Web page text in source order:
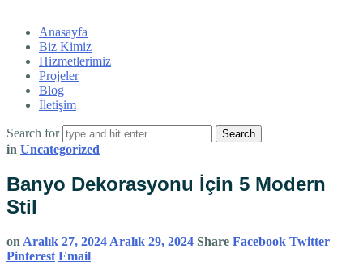
Anasayfa
Biz Kimiz
Hizmetlerimiz
Projeler
Blog
İletişim
Search for
in Uncategorized
Banyo Dekorasyonu İçin 5 Modern
Stil
on Aralık 27, 2024 Aralık 29, 2024 Share Facebook Twitter
Pinterest Email